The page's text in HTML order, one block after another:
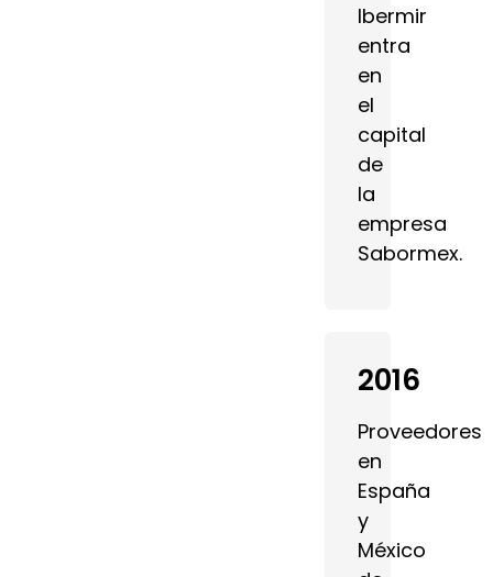
Ibermir
entra
en
el
capital
de
la
empresa
Sabormex.
2016
Proveedores
en
España
y
México